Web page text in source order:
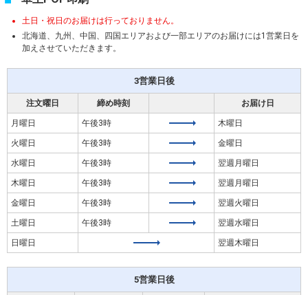
土日・祝日のお届けは行っておりません。
北海道、九州、中国、四国エリアおよび一部エリアのお届けには1営業日を
加えさせていただきます。
3営業日後
注文曜日 締め時刻 お届け日
月曜日 午後3時 木曜日
火曜日 午後3時 金曜日
水曜日 午後3時 翌週月曜日
木曜日 午後3時 翌週月曜日
金曜日 午後3時 翌週火曜日
土曜日 午後3時 翌週水曜日
日曜日 翌週木曜日
5営業日後